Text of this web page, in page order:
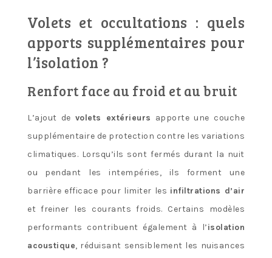
Volets et occultations : quels
apports supplémentaires pour
l’isolation ?
Renfort face au froid et au bruit
L’ajout de volets extérieurs apporte une couche
supplémentaire de protection contre les variations
climatiques. Lorsqu’ils sont fermés durant la nuit
ou pendant les intempéries, ils forment une
barrière efficace pour limiter les infiltrations d’air
et freiner les courants froids. Certains modèles
performants contribuent également à l’isolation
acoustique, réduisant sensiblement les nuisances